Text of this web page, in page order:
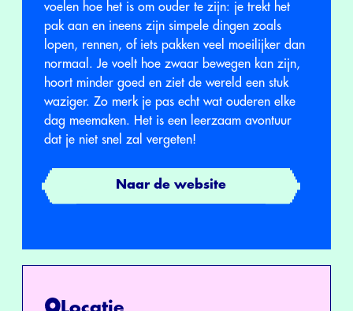
voelen hoe het is om ouder te zijn: je trekt het
pak aan en ineens zijn simpele dingen zoals
lopen, rennen, of iets pakken veel moeilijker dan
normaal. Je voelt hoe zwaar bewegen kan zijn,
hoort minder goed en ziet de wereld een stuk
waziger. Zo merk je pas echt wat ouderen elke
dag meemaken. Het is een leerzaam avontuur
dat je niet snel zal vergeten!
Naar de website